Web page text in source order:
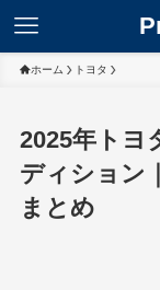
ホーム トヨタ
2025年トヨ
ディション
まとめ